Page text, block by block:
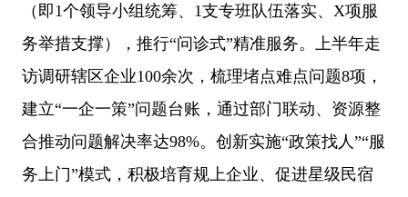
（即1个领导小组统筹、1支专班队伍落实、X项服
务举措支撑），推行“问诊式”精准服务。上半年走
访调研辖区企业100余次，梳理堵点难点问题8项，
建立“一企一策”问题台账，通过部门联动、资源整
合推动问题解决率达98%。创新实施“政策找人”“服
务上门”模式，积极培育规上企业、促进星级民宿